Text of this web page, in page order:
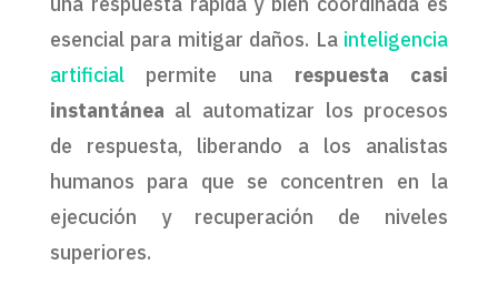
esencial para mitigar daños. La inteligencia
artificialpermite una respuesta casi
instantánea al automatizar los procesos
de respuesta, liberando a los analistas
humanos para que se concentren en la
ejecución y recuperación de niveles
superiores.